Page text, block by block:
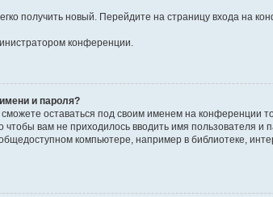
получить новый. Перейдите на страницу входа на
конференции.
и пароля?
сможете оставаться под своим именем на конференции
чтобы вам не приходилось вводить имя пользователя
компьютере, например в библиотеке,